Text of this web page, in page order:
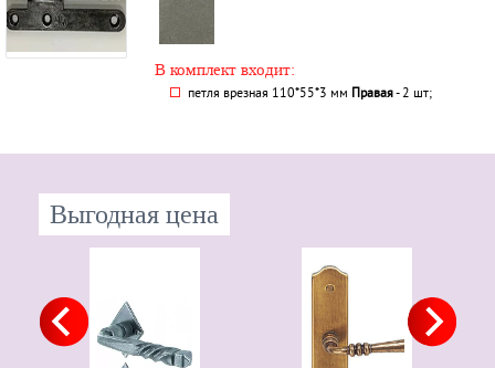
В комплект входит:
петля врезная 110*55*3 мм Правая- 2 шт;
Выгодная цена